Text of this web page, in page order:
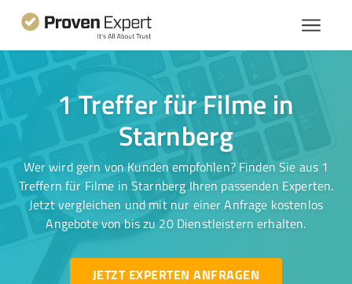
1 Treffer für Filme in
Starnberg
Wer wird gern von Kunden empfohlen? Finden Sie aus 1
Treffern für Filme in Starnberg Ihren passenden Experten.
Jetzt vergleichen und mit nur einer Anfrage kostenlos
Angebote von bis zu 20 Dienstleistern erhalten.
JETZT EXPERTEN ANFRAGEN